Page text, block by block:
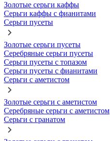
Золотые серьги каффы
Серьги каффы с фианитами
Серьги пусеты
Золотые серьги пусеты
Серебряные серьги пусеты
Серьги пусеты с топазом
Серьги пусеты с фианитами
Серьги с аметистом
Золотые серьги с аметистом
Серебряные серьги с аметистом
Серьги с гранатом